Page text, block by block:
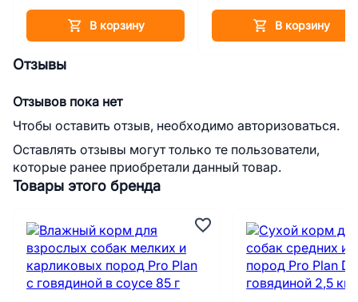
В корзину В корзину
Товары этого бренда
Отзывы
Отзывов пока нет
Чтобы оставить отзыв, необходимо авторизоваться.
Оставлять отзывы могут только те пользователи,
которые ранее приобретали данный товар.